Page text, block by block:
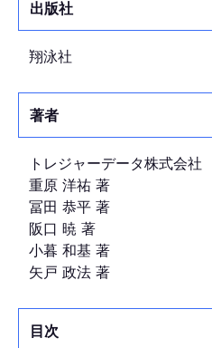
出版社
翔泳社
著者
トレジャーデータ株式会社
重原 洋祐 著
冨田 恭平 著
阪口 暁 著
小暮 和基 著
矢戸 政法 著
目次